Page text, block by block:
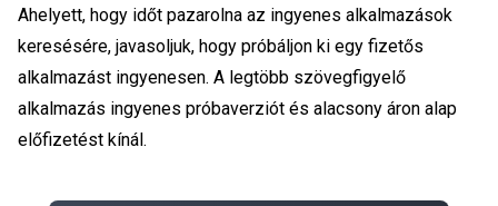
Ahelyett, hogy időt pazarolna az ingyenes alkalmazások
keresésére, javasoljuk, hogy próbáljon ki egy fizetős
alkalmazást ingyenesen. A legtöbb szövegfigyelő
alkalmazás ingyenes próbaverziót és alacsony áron alap
előfizetést kínál.